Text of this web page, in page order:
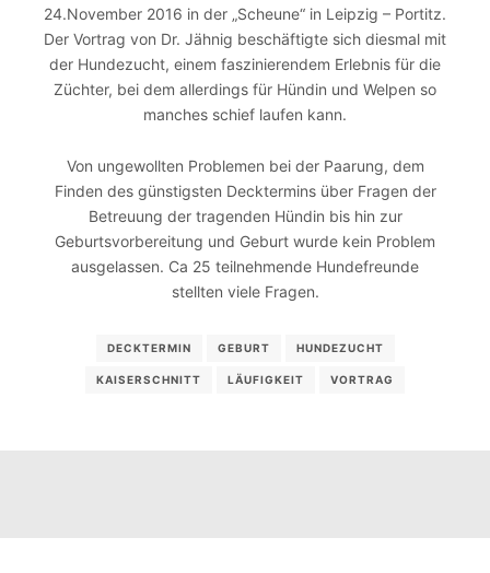
24.November 2016 in der „Scheune“ in Leipzig – Portitz.
Der Vortrag von Dr. Jähnig beschäftigte sich diesmal mit
der Hundezucht, einem faszinierendem Erlebnis für die
Züchter, bei dem allerdings für Hündin und Welpen so
manches schief laufen kann.
Von ungewollten Problemen bei der Paarung, dem
Finden des günstigsten Decktermins über Fragen der
Betreuung der tragenden Hündin bis hin zur
Geburtsvorbereitung und Geburt wurde kein Problem
ausgelassen. Ca 25 teilnehmende Hundefreunde
stellten viele Fragen.
DECKTERMIN GEBURT HUNDEZUCHT
KAISERSCHNITT LÄUFIGKEIT VORTRAG